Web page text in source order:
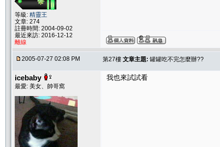
等級: 精靈王
文章: 274
註冊時間: 2004-09-02
最近來訪: 2016-12-12
離線
2005-07-27 02:08 PM 第27樓 文章主題: 罐罐吃不完怎麼辦??
icebaby
最愛: 美女、帥哥窩
我也來試試看